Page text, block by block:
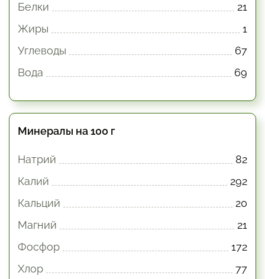
Белки
21
Жиры
1
Углеводы
67
Вода
69
Минералы на 100 г
Натрий
82
Калий
292
Кальций
20
Магний
21
Фосфор
172
Хлор
77